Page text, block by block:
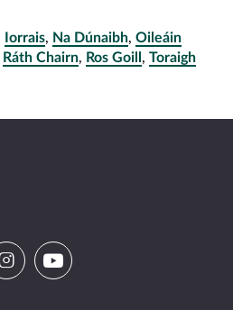
Iorrais, Na Dúnaibh, Oileáin
Ráth Chairn, Ros Goill , Toraigh
Visit